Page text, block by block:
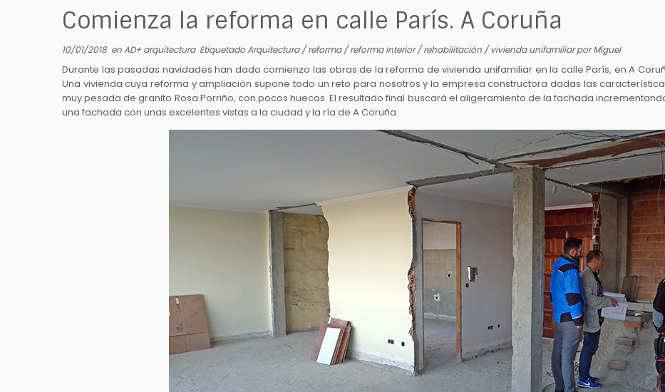
Comienza la reforma en calle París. A Coruña
10/01/2018enAD+ arquitectura EtiquetadoArquitectura/reforma/reforma interior/rehabilitación /vivienda unifamiliarporMiguel
Durante las pasadas navidades han dado comienzo las obras de la reforma de vivienda unifamiliar en la calle París, en A
Una vivienda cuya reforma y ampliación supone todo un reto para nosotros y la empresa constructora dadas las
muy pesada de granito Rosa Porriño, con pocos huecos. El resultado final buscará el aligeramiento de la fachada
una fachada con unas excelentes vistas a la ciudad y la ría de A Coruña.